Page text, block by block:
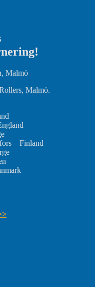
!
Malmö
, Malmö.
– Finland